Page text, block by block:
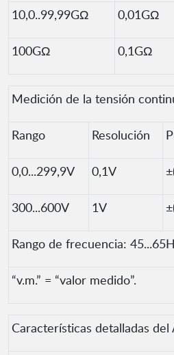
10,0..99,99GΩ
0,01GΩ
100GΩ 0,1GΩ
Medición de la tensión
Rango Resolución
0,0...299,9V 0,1V
300...600V 1V
Rango de frecuencia:
“v.m.” = “valor medido”.
Características detalladas